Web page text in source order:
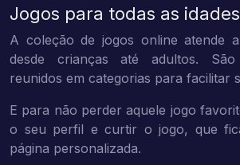
Jogos para todas as idades
A coleção de jogos online atende
desde crianças até adultos. São
reunidos em categorias para facilitar
E para não perder aquele jogo
o seu perfil e curtir o jogo, que
página personalizada.